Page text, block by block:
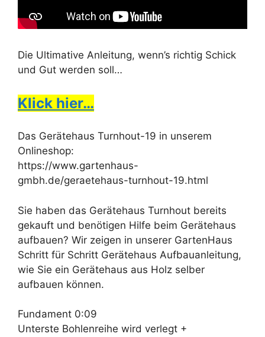
Die Ultimative Anleitung, wenn’s richtig Schick
und Gut werden soll…
Klick hier…
Das Gerätehaus Turnhout-19 in unserem
Onlineshop:
https://www.gartenhaus-
gmbh.de/geraetehaus-turnhout-19.html
Sie haben das Gerätehaus Turnhout bereits
gekauft und benötigen Hilfe beim Gerätehaus
aufbauen? Wir zeigen in unserer GartenHaus
Schritt für Schritt Gerätehaus Aufbauanleitung,
wie Sie ein Gerätehaus aus Holz selber
aufbauen können.
Fundament 0:09
Unterste Bohlenreihe wird verlegt +